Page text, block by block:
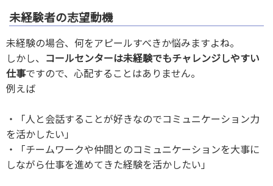
未経験者の志望動機
未経験の場合、何をアピールすべきか悩みますよね。
しかし、 コールセンターは未経験でもチャレンジしやすい
仕事ですので、心配することはありません。
例えば
・「人と会話することが好きなのでコミュニケーション力
を活かしたい」
・「チームワークや仲間とのコミュニケーションを大事に
しながら仕事を進めてきた経験を活かしたい」